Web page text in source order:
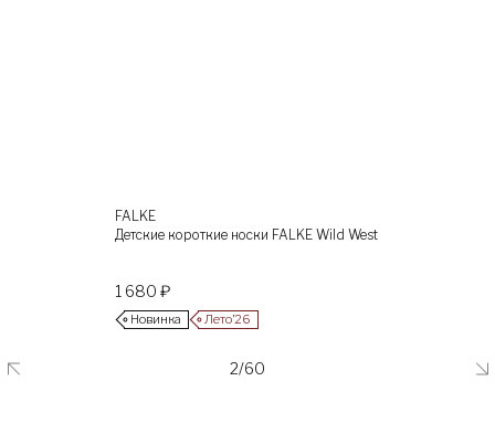
FALKE
Детские короткие носки FALKE Wild West
1 680 ₽
Новинка Лето’26
2/60